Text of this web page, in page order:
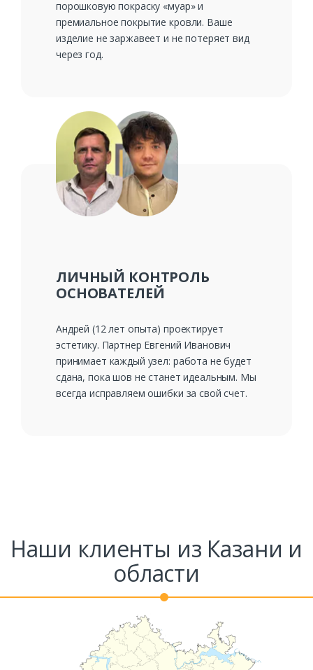
порошковую покраску «муар» и
премиальное покрытие кровли. Ваше
изделие не заржавеет и не потеряет вид
через год.
ЛИЧНЫЙ КОНТРОЛЬ
ОСНОВАТЕЛЕЙ
Андрей (12 лет опыта) проектирует
эстетику. Партнер Евгений Иванович
принимает каждый узел: работа не будет
сдана, пока шов не станет идеальным. Мы
всегда исправляем ошибки за свой счет.
Наши клиенты из Казани и
области